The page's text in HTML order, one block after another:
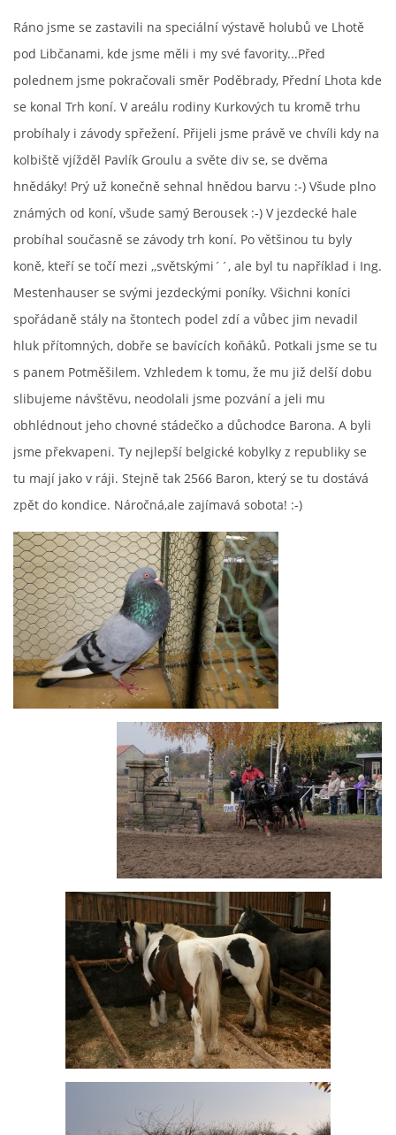
Ráno jsme se zastavili na speciální výstavě holubů ve Lhotě
pod Libčanami, kde jsme měli i my své favority...Před
polednem jsme pokračovali směr Poděbrady, Přední Lhota kde
se konal Trh koní. V areálu rodiny Kurkových tu kromě trhu
probíhaly i závody spřežení. Přijeli jsme právě ve chvíli kdy na
kolbiště vjížděl Pavlík Groulu a světe div se, se dvěma
hnědáky! Prý už konečně sehnal hnědou barvu :-) Všude plno
známých od koní, všude samý Berousek :-) V jezdecké hale
probíhal současně se závody trh koní. Po většinou tu byly
koně, kteří se točí mezi ,,světskými´´, ale byl tu například i Ing.
Mestenhauser se svými jezdeckými poníky. Všichni koníci
spořádaně stály na štontech podel zdí a vůbec jim nevadil
hluk přítomných, dobře se bavících koňáků. Potkali jsme se tu
s panem Potměšilem. Vzhledem k tomu, že mu již delší dobu
slibujeme návštěvu, neodolali jsme pozvání a jeli mu
obhlédnout jeho chovné stádečko a důchodce Barona. A byli
jsme překvapeni. Ty nejlepší belgické kobylky z republiky se
tu mají jako v ráji. Stejně tak 2566 Baron, který se tu dostává
zpět do kondice. Náročná,ale zajímavá sobota! :-)